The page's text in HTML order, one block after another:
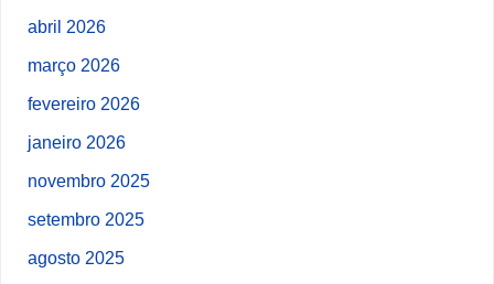
abril 2026
março 2026
fevereiro 2026
janeiro 2026
novembro 2025
setembro 2025
agosto 2025